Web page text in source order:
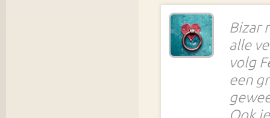
Bizar
alle
volg
een
Ook